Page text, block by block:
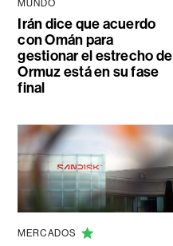
MUNDO
Irán dice que acuerdo
con Omán para
gestionar el estrecho de
Ormuz está en su fase
final
MERCADOS